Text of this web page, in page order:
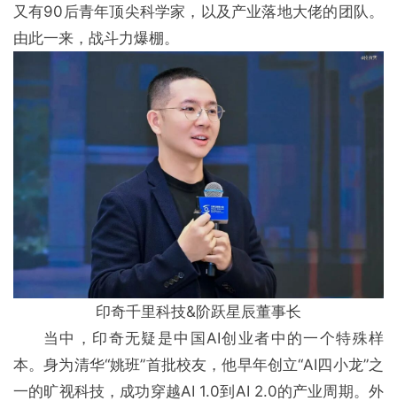
又有90后青年顶尖科学家，以及产业落地大佬的团队。
由此一来，战斗力爆棚。
印奇千里科技&阶跃星辰董事长
当中，印奇无疑是中国AI创业者中的一个特殊样
本。身为清华“姚班”首批校友，他早年创立“AI四小龙”之
一的旷视科技，成功穿越AI 1.0到AI 2.0的产业周期。外